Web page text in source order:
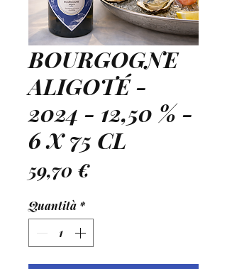
BOURGOGNE
ALIGOTÉ -
2024 - 12,50 % -
6 X 75 CL
59,70 €Prezzo
Quantità *